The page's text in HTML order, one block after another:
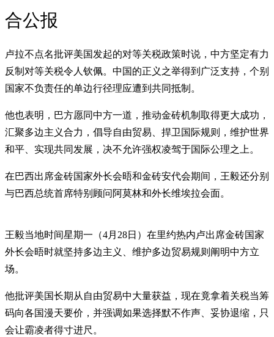
合公报
卢拉不点名批评美国发起的对等关税政策时说，中方坚定有力
反制对等关税令人钦佩。中国的正义之举得到广泛支持，个别
国家不负责任的单边行径理应遭到共同抵制。
他也表明，巴方愿同中方一道，推动金砖机制取得更大成功，
汇聚多边主义合力，倡导自由贸易、捍卫国际规则，维护世界
和平、实现共同发展，决不允许强权凌驾于国际公理之上。
在巴西出席金砖国家外长会晤和金砖安代会期间，王毅还分别
与巴西总统首席特别顾问阿莫林和外长维埃拉会面。
王毅当地时间星期一（4月28日）在里约热内卢出席金砖国家
外长会晤时就坚持多边主义、维护多边贸易规则阐明中方立
场。
他批评美国长期从自由贸易中大量获益，现在竟拿着关税当筹
码向各国漫天要价，并强调如果选择默不作声、妥协退缩，只
会让霸凌者得寸进尺。